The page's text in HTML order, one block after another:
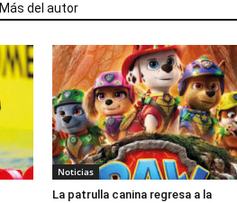
Más del autor
Noticias
La patrulla canina regresa a la